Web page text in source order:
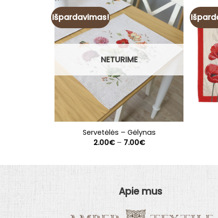
Išpardavimas!
NETURIME
Servetėlės – Gėlynas
2.00€ – 7.00€Price
Apie mus